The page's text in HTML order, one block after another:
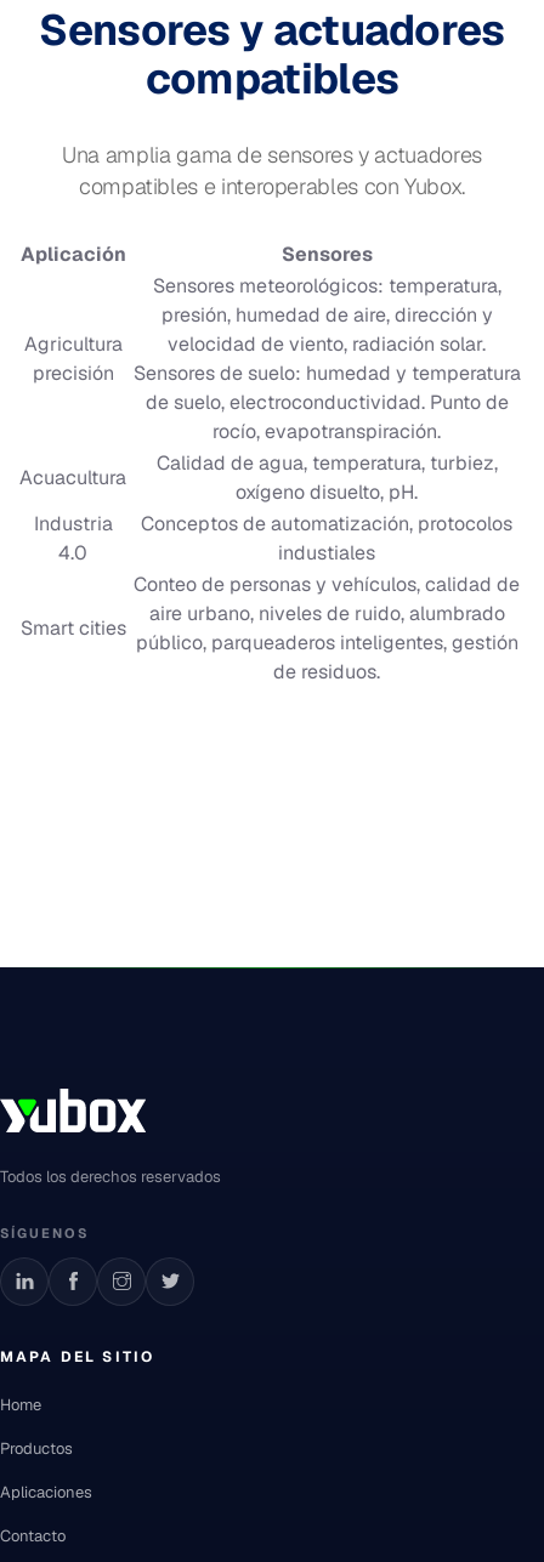
Sensores y actuadores
compatibles
Una amplia gama de sensores y actuadores
compatibles e interoperables con Yubox.
Aplicación Sensores
Agricultura
precisión
Sensores meteorológicos: temperatura,
presión, humedad de aire, dirección y
velocidad de viento, radiación solar.
Sensores de suelo: humedad y temperatura
de suelo, electroconductividad. Punto de
rocío, evapotranspiración.
Acuacultura
Calidad de agua, temperatura, turbiez,
oxígeno disuelto, pH.
Industria
4.0
Conceptos de automatización, protocolos
industiales
Smart cities
Conteo de personas y vehículos, calidad de
aire urbano, niveles de ruido, alumbrado
público, parqueaderos inteligentes, gestión
de residuos.
Todos los derechos reservados
SÍGUENOS
MAPA DEL SITIO
Home
Productos
Aplicaciones
Contacto